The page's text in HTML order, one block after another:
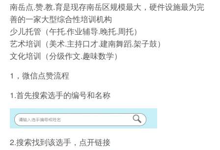
南岳点.赞.教.育是现存南岳区规模最大，硬件设施最为完
善的一家大型综合性培训机构
少儿托管（午托.作业辅导.晚托.周托）
艺术培训（美术.主持口才.建南舞蹈.架子鼓）
文化培训（分级作文.趣味数学）
1，微信点赞流程
1.首先搜索选手的编号和名称
2.搜索找到该选手，点开链接